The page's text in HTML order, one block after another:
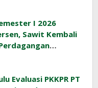
I 2026
Sawit Kembali
Evaluasi PKKPR PT